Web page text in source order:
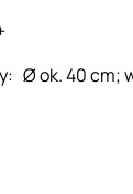
Ø ok. 40 cm;